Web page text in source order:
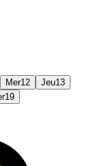
Mer12 Jeu13
19